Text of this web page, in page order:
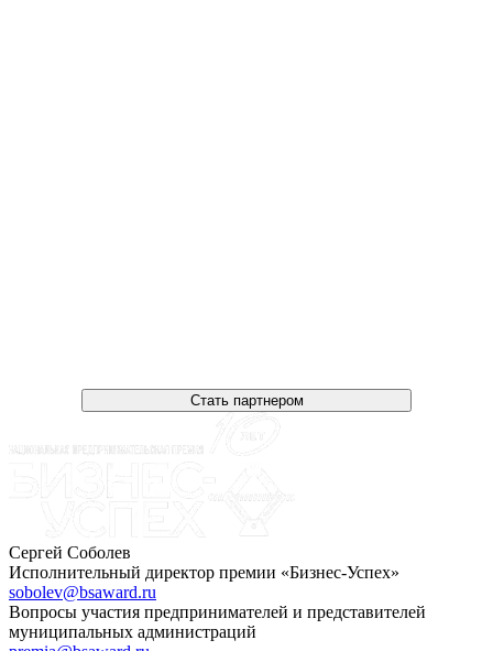
Стать партнером
Сергей Соболев
Исполнительный директор премии «Бизнес-Успех»
sobolev@bsaward.ru
Вопросы участия предпринимателей и представителей
муниципальных администраций